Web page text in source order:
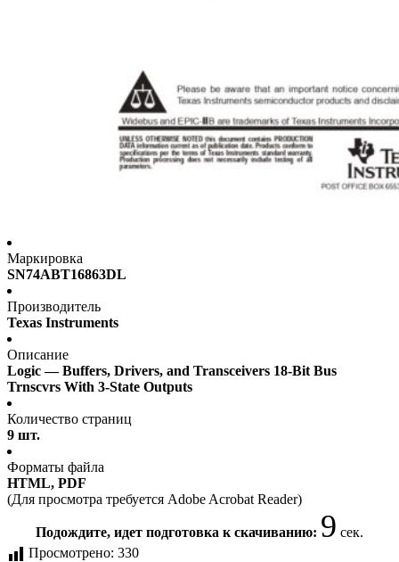
Маркировка
SN74ABT16863DL
Производитель
Texas Instruments
Описание
Logic — Buffers, Drivers, and Transceivers 18-Bit Bus
Trnscvrs With 3-State Outputs
Количество страниц
9 шт.
Форматы файла
HTML, PDF
(Для просмотра требуется Adobe Acrobat Reader)
Подождите, идет подготовка к скачиванию: 9 сек.
Просмотрено: 330